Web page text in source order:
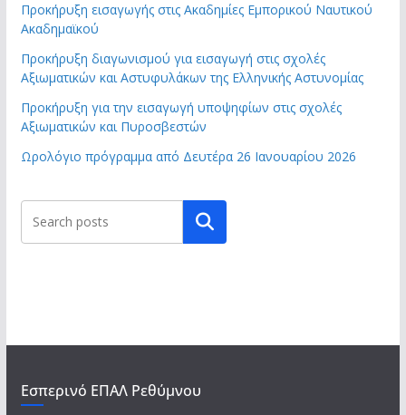
Προκήρυξη εισαγωγής στις Ακαδημίες Εμπορικού Ναυτικού
Ακαδημαϊκού
Προκήρυξη διαγωνισμού για εισαγωγή στις σχολές
Αξιωματικών και Αστυφυλάκων της Ελληνικής Αστυνομίας
Προκήρυξη για την εισαγωγή υποψηφίων στις σχολές
Αξιωματικών και Πυροσβεστών
Ωρολόγιο πρόγραμμα από Δευτέρα 26 Ιανουαρίου 2026
Αναζήτηση
Εσπερινό ΕΠΑΛ Ρεθύμνου